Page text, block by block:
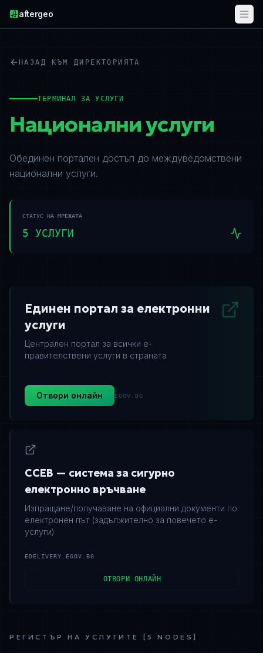
aftergeo
НАЗАД КЪМ ДИРЕКТОРИЯТА
ТЕРМИНАЛ ЗА УСЛУГИ
Национални услуги
Обединен портален достъп до междуведомствени
национални услуги.
СТАТУС НА МРЕЖАТА
5 УСЛУГИ
Единен портал за електронни
услуги
Централен портал за всички е-
правителствени услуги в страната
Отвори онлайн EGOV.BG
ССЕВ — система за сигурно
електронно връчване
Изпращане/получаване на официални документи по
електронен път (задължително за повечето е-
услуги)
EDELIVERY.EGOV.BG
ОТВОРИ ОНЛАЙН
РЕГИСТЪР НА УСЛУГИТЕ [5 NODES]